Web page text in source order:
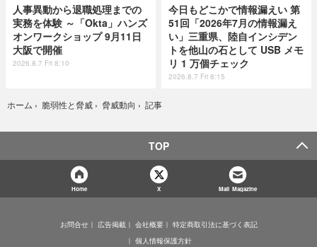
人事異動から退職処理までの
実務を体験 ～「Okta」ハンズ
オンワークショップ 9月11日
大阪で開催
2026.8.7 Fri 8:10
今日もどこかで情報漏えい 第
51回「2026年7月の情報漏え
い」三重県、陸自インシデン
トを他山の石として USB メモ
リ 1 万個チェック
2026.8.7 Fri 8:15
ホーム › 脆弱性と脅威 › 脅威動向 › 記事
TOP
Home X Mail Magazine
お問合せ 広告掲載 会社概要
特定商取引法に基づく表記
個人情報保護方針